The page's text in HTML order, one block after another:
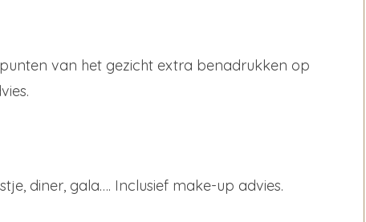
van het gezicht extra benadrukken op
diner, gala…. Inclusief make-up advies.